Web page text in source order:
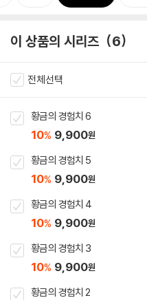
이 상품의 시리즈 6
전체선택
황금의 경험치 6
10% 9,900원
황금의 경험치 5
10% 9,900원
황금의 경험치 4
10% 9,900원
황금의 경험치 3
10% 9,900원
황금의 경험치 2